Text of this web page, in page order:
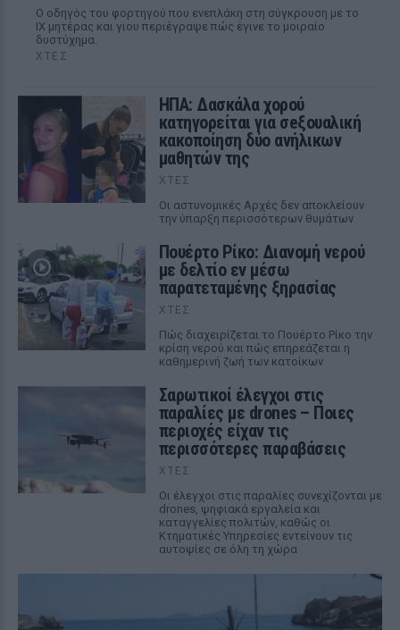
Ο οδηγός του φορτηγού που ενεπλάκη στη σύγκρουση με το
ΙΧ μητέρας και γιου περιέγραψε πώς έγινε το μοιραίο
δυστύχημα.
ΧΤΕΣ
ΗΠΑ: Δασκάλα χορού
κατηγορείται για σeξουαλική
κακοποίηση δύο ανήλικων
μαθητών της
ΧΤΕΣ
Οι αστυνομικές Αρχές δεν αποκλείουν
την ύπαρξη περισσότερων θυμάτων
Πουέρτο Ρίκο: Διανομή νερού
με δελτίο εν μέσω
παρατεταμένης ξηρασίας
ΧΤΕΣ
Πώς διαχειρίζεται το Πουέρτο Ρίκο την
κρίση νερού και πώς επηρεάζεται η
καθημερινή ζωή των κατοίκων
Σαρωτικοί έλεγχοι στις
παραλίες με drones – Ποιες
περιοχές είχαν τις
περισσότερες παραβάσεις
ΧΤΕΣ
Οι έλεγχοι στις παραλίες συνεχίζονται με
drones, ψηφιακά εργαλεία και
καταγγελίες πολιτών, καθώς οι
Κτηματικές Υπηρεσίες εντείνουν τις
αυτοψίες σε όλη τη χώρα